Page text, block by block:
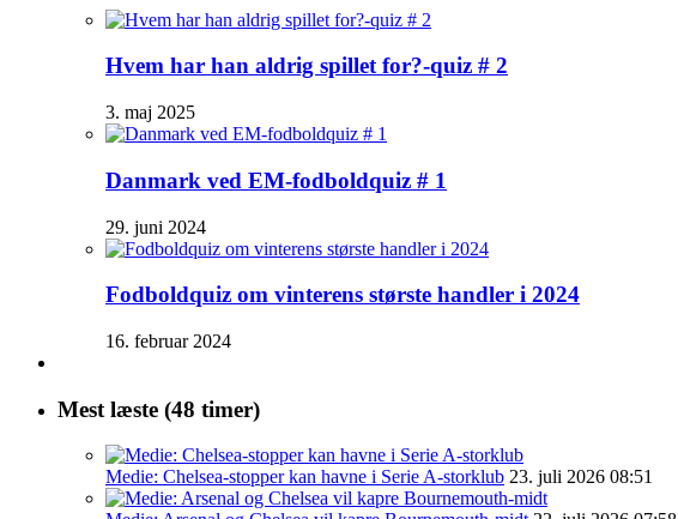
Hvem har han aldrig spillet for?-quiz # 2
3. maj 2025
Danmark ved EM-fodboldquiz # 1
29. juni 2024
Fodboldquiz om vinterens største handler i 2024
16. februar 2024
Mest læste (48 timer)
Medie: Chelsea-stopper kan havne i Serie A-storklub 23. juli 2026 08:51